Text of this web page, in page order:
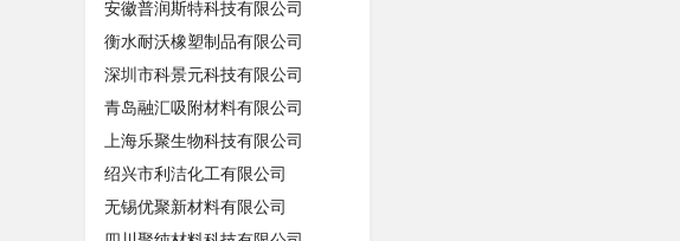
安徽普润斯特科技有限公司
衡水耐沃橡塑制品有限公司
深圳市科景元科技有限公司
青岛融汇吸附材料有限公司
上海乐聚生物科技有限公司
绍兴市利洁化工有限公司
无锡优聚新材料有限公司